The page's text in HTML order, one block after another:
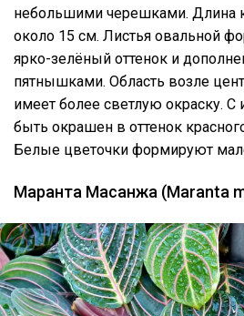
небольшими черешками. Длина
около 15 см. Листья овальной
ярко-зелёный оттенок и
пятнышками. Область возле
имеет более светлую окраску. С
быть окрашен в оттенок
Белые цветочки формируют
Маранта Масанжа (Maranta